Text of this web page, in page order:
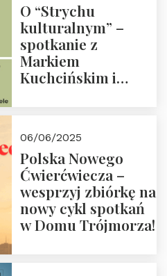
O “Strychu
kulturalnym” –
spotkanie z
Markiem
Kuchcińskim i
18:00
06/06/2025
Polska Nowego
Ćwierćwiecza –
wesprzyj zbiórkę na
nowy cykl spotkań
w Domu Trójmorza!